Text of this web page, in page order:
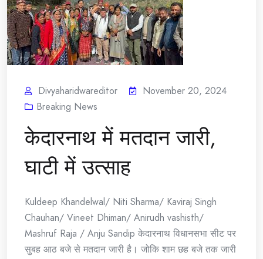
Divyaharidwareditor
November 20, 2024
Breaking News
केदारनाथ में मतदान जारी,
घाटी में उत्साह
Kuldeep Khandelwal/ Niti Sharma/ Kaviraj Singh
Chauhan/ Vineet Dhiman/ Anirudh vashisth/
Mashruf Raja / Anju Sandip केदारनाथ विधानसभा सीट पर
सुबह आठ बजे से मतदान जारी है। जोकि शाम छह बजे तक जारी